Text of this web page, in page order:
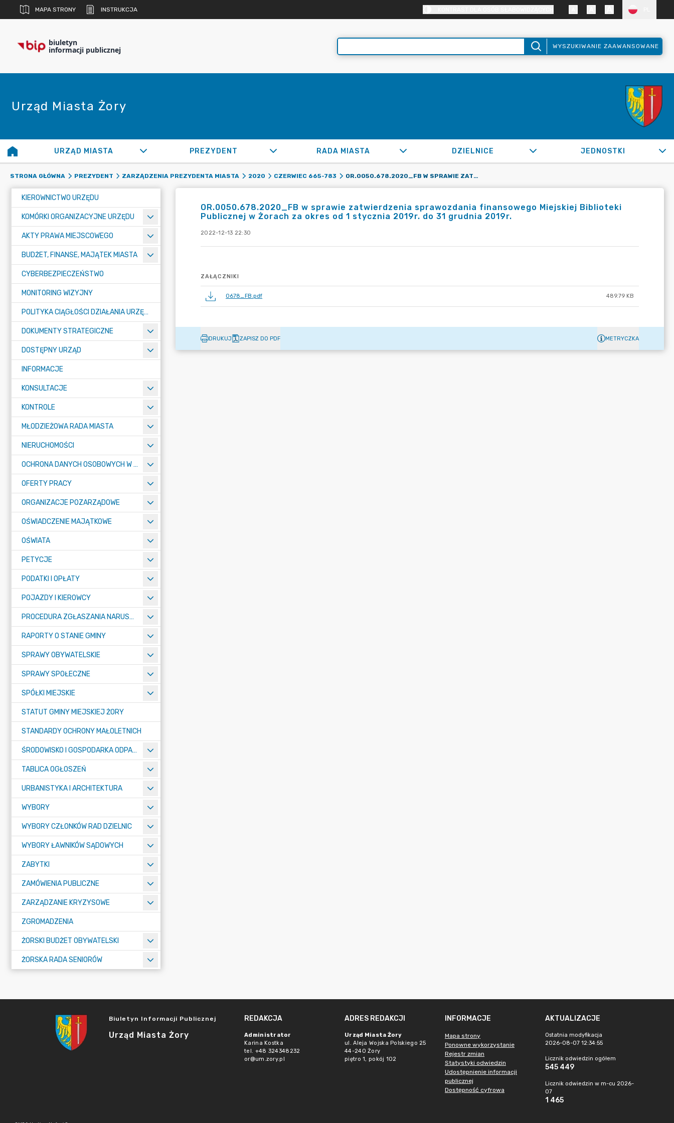
MAPA STRONY INSTRUKCJA
biuletyn
informacji publicznej WYSZUKIWANIE ZAAWANSOWANE
Urząd Miasta Żory
URZĄD MIASTA PREZYDENT RADA MIASTA DZIELNICE JEDNOSTKI
STRONA GŁÓWNA PREZYDENT ZARZĄDZENIA PREZYDENTA MIASTA 2020 CZERWIEC 665-783 OR.0050.678.2020_FB W SPRAWIE ZATWIERDZENIA SPRAWOZDANIA FINANSOWEGO MIEJSKIEJ BIBLIOTEKI PUBLICZNEJ W ŻORACH ZA OKRES OD 1 STYCZNIA 2019R. DO 31 GRUDNIA 2019R.
KIEROWNICTWO URZĘDU
KOMÓRKI ORGANIZACYJNE URZĘDU
AKTY PRAWA MIEJSCOWEGO
BUDŻET, FINANSE, MAJĄTEK MIASTA
CYBERBEZPIECZEŃSTWO
MONITORING WIZYJNY
POLITYKA CIĄGŁOŚCI DZIAŁANIA URZĘDU MIASTA ŻORY
DOKUMENTY STRATEGICZNE
DOSTĘPNY URZĄD
INFORMACJE
KONSULTACJE
KONTROLE
MŁODZIEŻOWA RADA MIASTA
NIERUCHOMOŚCI
OCHRONA DANYCH OSOBOWYCH W URZĘDZIE MIASTA ŻORY - RODO
OFERTY PRACY
ORGANIZACJE POZARZĄDOWE
OŚWIADCZENIE MAJĄTKOWE
OŚWIATA
PETYCJE
PODATKI I OPŁATY
POJAZDY I KIEROWCY
PROCEDURA ZGŁASZANIA NARUSZEŃ PRAWA
RAPORTY O STANIE GMINY
SPRAWY OBYWATELSKIE
SPRAWY SPOŁECZNE
SPÓŁKI MIEJSKIE
STATUT GMINY MIEJSKIEJ ŻORY
STANDARDY OCHRONY MAŁOLETNICH
ŚRODOWISKO I GOSPODARKA ODPADAMI
TABLICA OGŁOSZEŃ
URBANISTYKA I ARCHITEKTURA
WYBORY
WYBORY CZŁONKÓW RAD DZIELNIC
WYBORY ŁAWNIKÓW SĄDOWYCH
ZABYTKI
ZAMÓWIENIA PUBLICZNE
ZARZĄDZANIE KRYZYSOWE
ZGROMADZENIA
ŻORSKI BUDŻET OBYWATELSKI
ŻORSKA RADA SENIORÓW
OR.0050.678.2020_FB w sprawie zatwierdzenia sprawozdania finansowego Miejskiej Biblioteki
Publicznej w Żorach za okres od 1 stycznia 2019r. do 31 grudnia 2019r.
2022-12-13 22:30
ZAŁĄCZNIKI
0678_FB.pdf 489.79 KB
DRUKUJ ZAPISZ DO PDF METRYCZKA
Biuletyn Informacji Publicznej
Urząd Miasta Żory
REDAKCJA
Administrator
Karina Kostka
tel. +48 324348232
or@um.zory.pl
ADRES REDAKCJI
Urząd Miasta Żory
ul. Aleja Wojska Polskiego 25
44-240 Żory
piętro 1, pokój 102
INFORMACJE
Mapa strony
Ponowne wykorzystanie
Rejestr zmian
Statystyki odwiedzin
Udostępnienie informacji
publicznej
Dostępność cyfrowa
AKTUALIZACJE
Ostatnia modyfikacja
2026-08-07 12:34:55
Licznik odwiedzin ogółem
545 449
Licznik odwiedzin w m-cu 2026-
07
1 465